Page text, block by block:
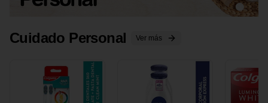
Cuidado Personal Ver más